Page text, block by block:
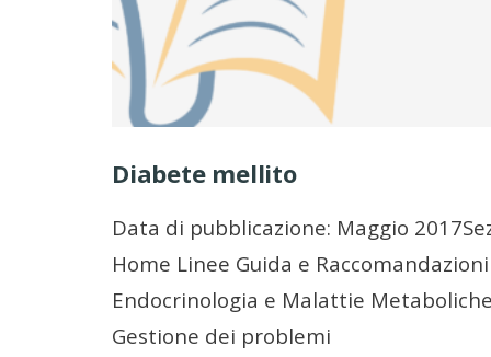
Diabete mellito
Data di pubblicazione: Maggio
Home Linee Guida e Raccomandazioni
Endocrinologia e Malattie Metaboliche
Gestione dei problemi